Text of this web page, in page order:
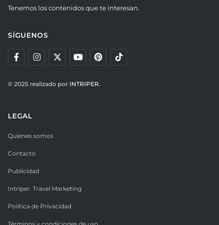
Tenemos los contenidos que te interesan.
SÍGUENOS
© 2025 realizado por INTRIPER.
LEGAL
Quienes somos
Contacto
Publicidad
Intriper. Travel Marketing
Política de Privacidad